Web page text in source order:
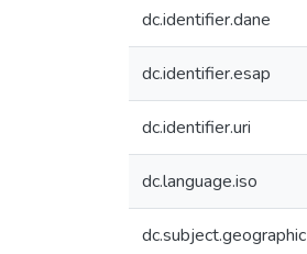
dc.identifier.dane
dc.identifier.esap
dc.identifier.uri
dc.language.iso
dc.subject.geographic